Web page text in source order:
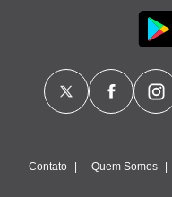
Contato Quem Somos